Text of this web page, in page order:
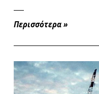
Περισσότερα »